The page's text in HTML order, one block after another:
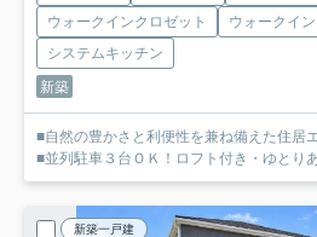
ウォークインクロゼット
ウォークイ
システムキッチン
新築
■自然の豊かさと利便性を兼ね備えた住居
■並列駐車３台ＯＫ！ロフト付き・ゆとり
新築一戸建